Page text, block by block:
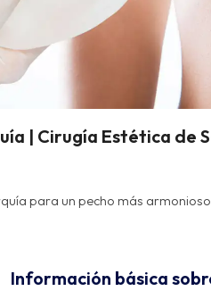
| Cirugía Estética de
para un pecho más
Información básica